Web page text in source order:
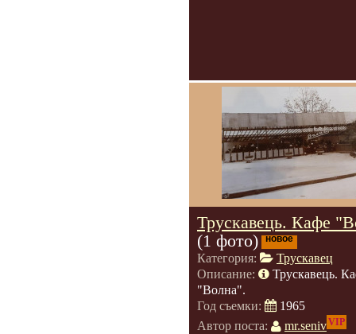
Трускавець. Кафе
(1 фото)
новое
Категория:
Трускавец
Описание:
Трускавець.
"Волна".
Год съемки:
1965
Автор поста:
mr.senivVIP